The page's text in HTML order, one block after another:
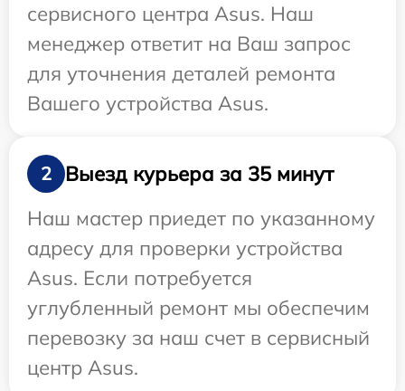
сервисного центра Asus. Наш
менеджер ответит на Ваш запрос
для уточнения деталей ремонта
Вашего устройства Asus.
2
Выезд курьера за 35 минут
Наш мастер приедет по указанному
адресу для проверки устройства
Asus. Если потребуется
углубленный ремонт мы обеспечим
перевозку за наш счет в сервисный
центр Asus.